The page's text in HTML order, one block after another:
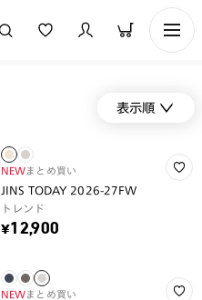
表示順
NEWまとめ買い
JINS TODAY 2026-27FW
トレンド
¥12,900
NEWまとめ買い